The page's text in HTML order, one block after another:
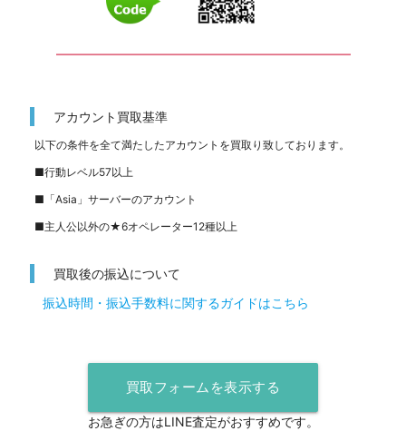
━━━━━━━━━━━━━━━━━━━━━━━━━
アカウント買取基準
以下の条件を全て満たしたアカウントを買取り致しております。
■行動レベル57以上
■「Asia」サーバーのアカウント
■主人公以外の★6オペレーター12種以上
買取後の振込について
振込時間・振込手数料に関するガイドはこちら
買取フォームを表示する
お急ぎの方はLINE査定がおすすめです。